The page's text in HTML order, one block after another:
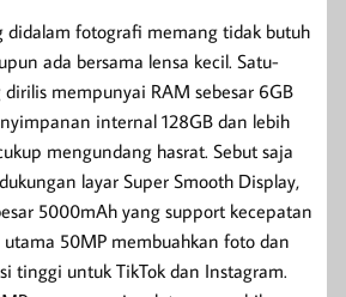
didalam fotografi memang tidak butuh
ada bersama lensa kecil. Satu-
mempunyai RAM sebesar 6GB
internal 128GB dan lebih
mengundang hasrat. Sebut saja
layar Super Smooth Display,
5000mAh yang support kecepatan
utama 50MP membuahkan foto dan
tinggi untuk TikTok dan Instagram.